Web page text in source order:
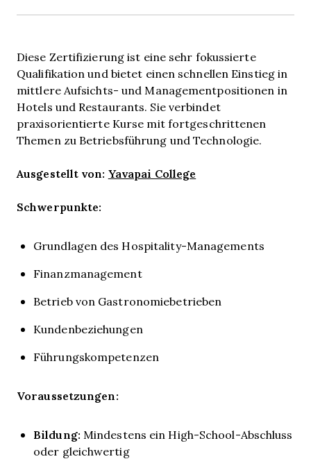
Diese Zertifizierung ist eine sehr fokussierte
Qualifikation und bietet einen schnellen Einstieg in
mittlere Aufsichts- und Managementpositionen in
Hotels und Restaurants. Sie verbindet
praxisorientierte Kurse mit fortgeschrittenen
Themen zu Betriebsführung und Technologie.
Ausgestellt von: Yavapai College
Schwerpunkte:
Grundlagen des Hospitality-Managements
Finanzmanagement
Betrieb von Gastronomiebetrieben
Kundenbeziehungen
Führungskompetenzen
Voraussetzungen:
Bildung: Mindestens ein High-School-Abschluss
oder gleichwertig